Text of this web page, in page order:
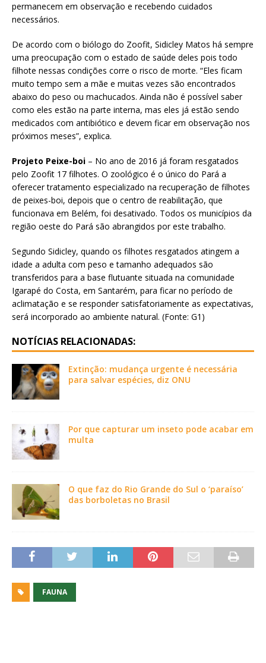
permanecem em observação e recebendo cuidados
necessários.
De acordo com o biólogo do Zoofit, Sidicley Matos há sempre
uma preocupação com o estado de saúde deles pois todo
filhote nessas condições corre o risco de morte. “Eles ficam
muito tempo sem a mãe e muitas vezes são encontrados
abaixo do peso ou machucados. Ainda não é possível saber
como eles estão na parte interna, mas eles já estão sendo
medicados com antibiótico e devem ficar em observação nos
próximos meses”, explica.
Projeto Peixe-boi – No ano de 2016 já foram resgatados
pelo Zoofit 17 filhotes. O zoológico é o único do Pará a
oferecer tratamento especializado na recuperação de filhotes
de peixes-boi, depois que o centro de reabilitação, que
funcionava em Belém, foi desativado. Todos os municípios da
região oeste do Pará são abrangidos por este trabalho.
Segundo Sidicley, quando os filhotes resgatados atingem a
idade a adulta com peso e tamanho adequados são
transferidos para a base flutuante situada na comunidade
Igarapé do Costa, em Santarém, para ficar no período de
aclimatação e se responder satisfatoriamente as expectativas,
será incorporado ao ambiente natural. (Fonte: G1)
NOTÍCIAS RELACIONADAS:
Extinção: mudança urgente é necessária
para salvar espécies, diz ONU
Por que capturar um inseto pode acabar em
multa
O que faz do Rio Grande do Sul o ‘paraíso’
das borboletas no Brasil
FAUNA